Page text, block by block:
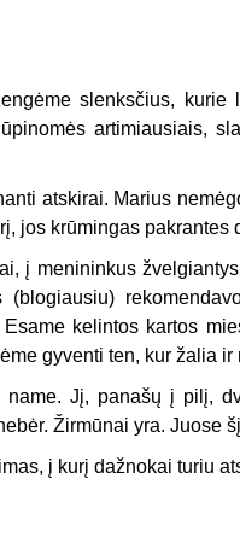
slenksčius, kurie
artimiausiais,
atskirai. Marius
jos krūmingas pakrantes
į menininkus
kelintos kartos
gyventi ten, kur žalia
Jį, panašų į pilį,
Žirmūnai yra. Juose
į kurį dažnokai turiu